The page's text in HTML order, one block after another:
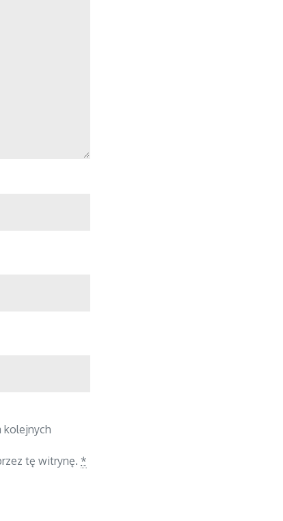
kolejnych
tę witrynę. *